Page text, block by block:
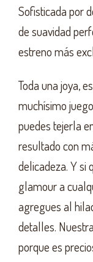
Sofisticada por
de suavidad
estreno más
Toda una joya,
muchísimo
puedes tejerla
resultado con
delicadeza. Y si
glamour a
agregues al
detalles.
porque es